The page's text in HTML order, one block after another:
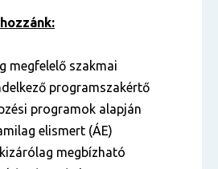
megfelelő szakmai
programszakértő
programok alapján
elismert (ÁE)
megbízható